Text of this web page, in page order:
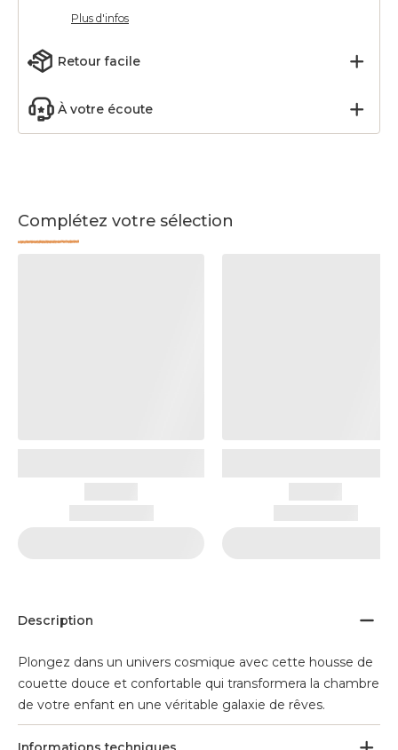
Plus d'infos
Retour facile
À votre écoute
Complétez votre sélection
Description
Plongez dans un univers cosmique avec cette housse de
couette douce et confortable qui transformera la chambre
de votre enfant en une véritable galaxie de rêves.